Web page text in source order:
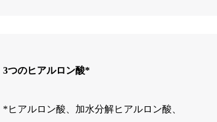
3つのヒアルロン酸*
*ヒアルロン酸、加水分解ヒアルロン酸、